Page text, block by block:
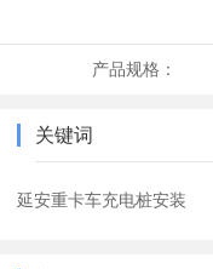
产品规格：
关键词
延安重卡车充电桩安装